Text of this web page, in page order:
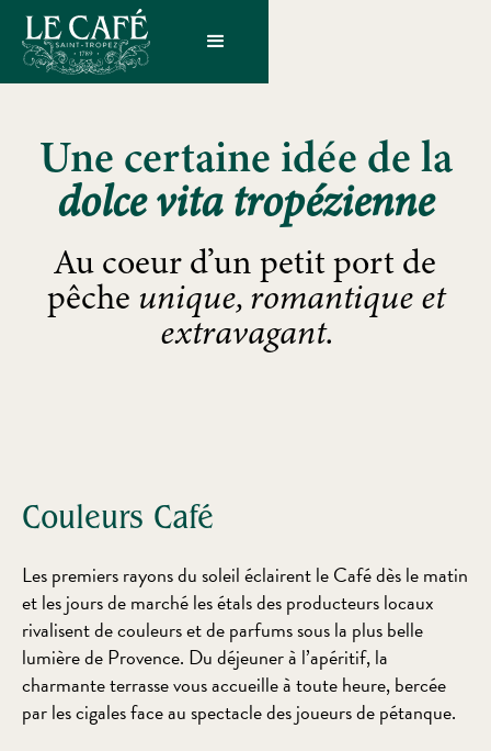
Une certaine idée de la
dolce vita tropézienne
Au coeur d’un petit port de
pêche unique, romantique et
extravagant.
Couleurs Café
Les premiers rayons du soleil éclairent le Café dès le matin
et les jours de marché les étals des producteurs locaux
rivalisent de couleurs et de parfums sous la plus belle
lumière de Provence. Du déjeuner à l’apéritif, la
charmante terrasse vous accueille à toute heure, bercée
par les cigales face au spectacle des joueurs de pétanque.